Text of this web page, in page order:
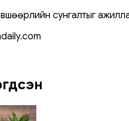
сунгалтыг